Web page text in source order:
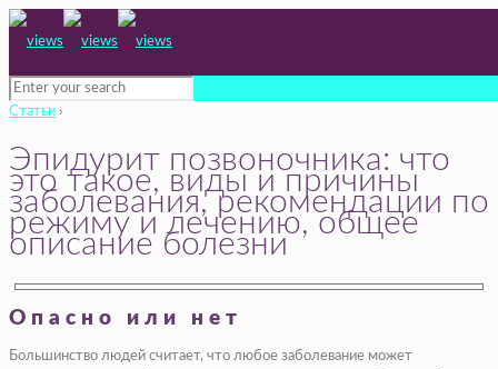
Статьи ›
Эпидурит позвоночника: что
это такое, виды и причины
заболевания, рекомендации по
режиму и лечению, общее
описание болезни
Опасно или нет
Большинство людей считает, что любое заболевание может